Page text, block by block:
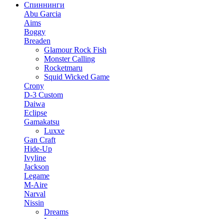
Спиннинги
Abu Garcia
Aims
Boggy
Breaden
Glamour Rock Fish
Monster Calling
Rocketmaru
Squid Wicked Game
Crony
D-3 Custom
Daiwa
Eclipse
Gamakatsu
Luxxe
Gan Craft
Hide-Up
Ivyline
Jackson
Legame
M-Aire
Narval
Nissin
Dreams